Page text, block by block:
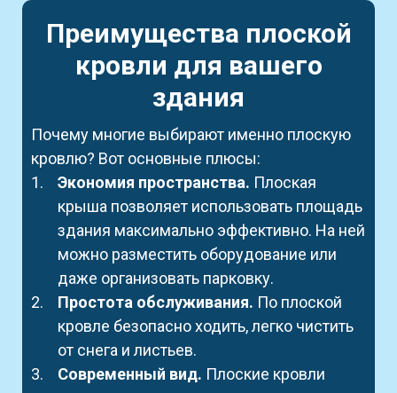
Преимущества плоской
кровли для вашего
здания
Почему многие выбирают именно плоскую
кровлю? Вот основные плюсы:
Экономия пространства. Плоская
крыша позволяет использовать площадь
здания максимально эффективно. На ней
можно разместить оборудование или
даже организовать парковку.
Простота обслуживания. По плоской
кровле безопасно ходить, легко чистить
от снега и листьев.
Современный вид. Плоские кровли